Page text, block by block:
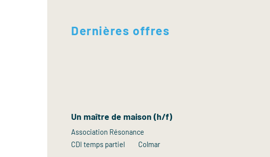
Dernières offres
Un maître de maison (h/f)
Association Résonance
CDI temps partiel
Colmar